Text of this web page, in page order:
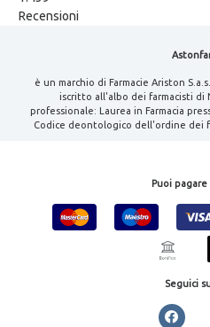
Recensioni
è un marchio di Farmacie Ariston
iscritto all'albo dei farmacisti di
professionale: Laurea in Farmacia
Codice deontologico dell'ordine dei
Puoi pagare
Seguici